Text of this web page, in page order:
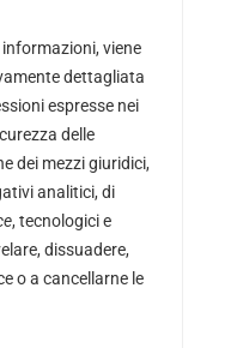
viene
dettagliata
espresse nei
delle
dei mezzi giuridici,
analitici, di
, tecnologici e
dissuadere,
o a cancellarne le